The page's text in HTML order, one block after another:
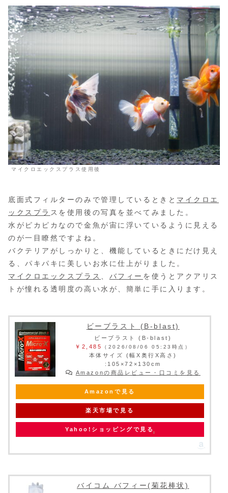
マイクロエックスプラス使用後
底面式フィルターのみで管理しているときと マイクロエ
ックスプラ スを使用後の写真を並べてみました。
水がピカピカなので金魚が宙に浮いているように見える
のが一目瞭然ですよね。
バクテリアがしっかりと、機能しているときにだけ見え
る、パキパキに美しいお水に仕上がりました。
マイクロエックスプラス
バフィー を使うとアクアリス
トが憧れる透明度の高い水が、簡単に手に入ります。
ビーブラスト (B-blast)
ビーブラスト (B-blast)
￥2,485
（2026/08/06 05:23時点）
本体サイズ (幅X奥行X高さ)
:105×72×130cm
Amazonの商品レビュー・口コミを見る
Amazonで見る
楽天市場で見る
Yahoo!ショッピングで見る
バイコム バフィー(菊花棒状)